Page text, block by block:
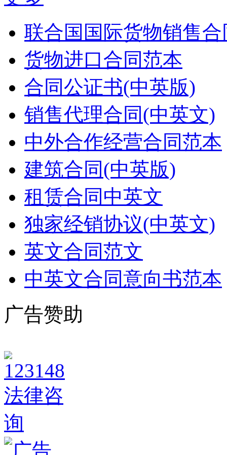
联合国国际货物销售
货物进口合同范本
合同公证书(中英版)
销售代理合同(中英文)
中外合作经营合同范本
建筑合同(中英版)
租赁合同中英文
独家经销协议(中英文)
英文合同范文
中英文合同意向书范本
广告赞助